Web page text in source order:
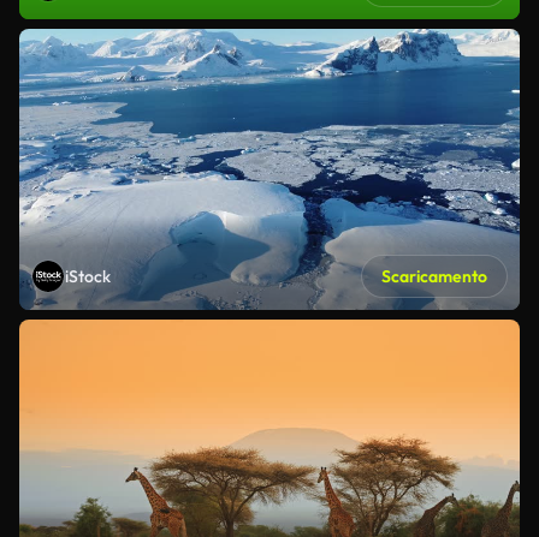
iStock Scaricamento